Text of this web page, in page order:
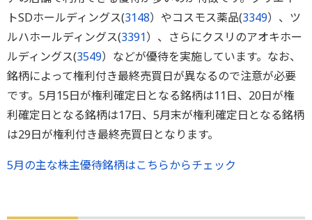
トSDホールディングス(3148）やコスモス薬品(3349）、ツ
ルハホールディングス(3391）、さらにクスリのアオキホー
ルディングス(3549）などが優待を実施しています。なお、
銘柄によって権利付き最終売買日が異なるので注意が必要
です。5月15日が権利確定日となる銘柄は11日、20日が権
利確定日となる銘柄は17日、5月末が権利確定日となる銘柄
は29日が権利付き最終売買日となります。
5月の主な株主優待銘柄はこちらからチェック